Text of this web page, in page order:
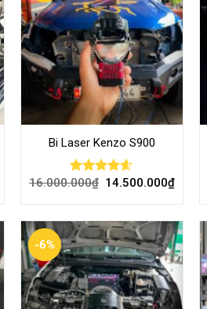
Bi Laser Kenzo S900
Rated 4.52
16.000.000₫ 14.500.000₫
-6%